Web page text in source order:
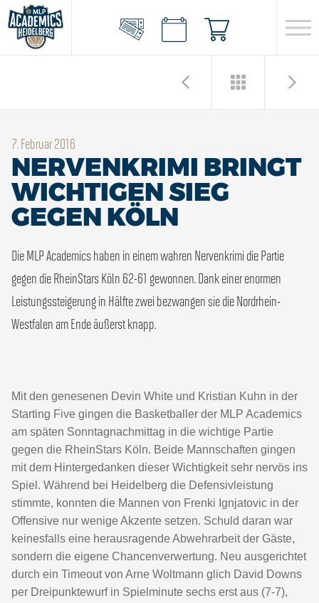
7. Februar 2016
NERVENKRIMI BRINGT
WICHTIGEN SIEG
GEGEN KÖLN
Die MLP Academics haben in einem wahren Nervenkrimi die Partie
gegen die RheinStars Köln 62-61 gewonnen. Dank einer enormen
Leistungssteigerung in Hälfte zwei bezwangen sie die Nordrhein-
Westfalen am Ende äußerst knapp.
Mit den genesenen Devin White und Kristian Kuhn in der
Starting Five gingen die Basketballer der MLP Academics
am späten Sonntagnachmittag in die wichtige Partie
gegen die RheinStars Köln. Beide Mannschaften gingen
mit dem Hintergedanken dieser Wichtigkeit sehr nervös ins
Spiel. Während bei Heidelberg die Defensivleistung
stimmte, konnten die Mannen von Frenki Ignjatovic in der
Offensive nur wenige Akzente setzen. Schuld daran war
keinesfalls eine herausragende Abwehrarbeit der Gäste,
sondern die eigene Chancenverwertung. Neu ausgerichtet
durch ein Timeout von Arne Woltmann glich David Downs
per Dreipunktewurf in Spielminute sechs erst aus (7-7),